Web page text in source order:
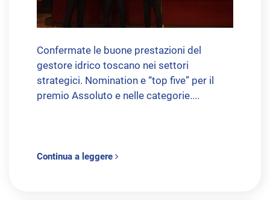
Confermate le buone prestazioni del
gestore idrico toscano nei settori
strategici. Nomination e “top five” per il
premio Assoluto e nelle categorie....
Continua a leggere